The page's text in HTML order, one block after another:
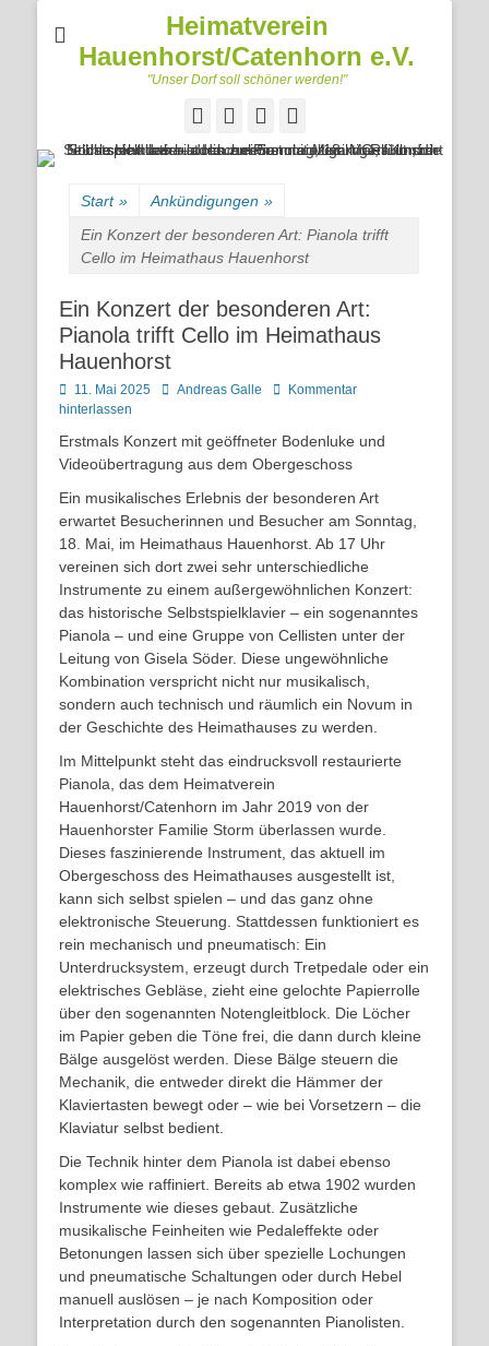
Heimatverein
Hauenhorst/Catenhorn e.V.
"Unser Dorf soll schöner werden!"
FacebookGoogleplus
Start » Ankündigungen »
Ein Konzert der besonderen Art: Pianola trifft
Cello im Heimathaus Hauenhorst
Ein Konzert der besonderen Art:
Pianola trifft Cello im Heimathaus
Hauenhorst
Posted
on
11. Mai 2025 AutorAndreas Galle
Kommentar
hinterlassen
Erstmals Konzert mit geöffneter Bodenluke und
Videoübertragung aus dem Obergeschoss
Ein musikalisches Erlebnis der besonderen Art
erwartet Besucherinnen und Besucher am Sonntag,
18. Mai, im Heimathaus Hauenhorst. Ab 17 Uhr
vereinen sich dort zwei sehr unterschiedliche
Instrumente zu einem außergewöhnlichen Konzert:
das historische Selbstspielklavier – ein sogenanntes
Pianola – und eine Gruppe von Cellisten unter der
Leitung von Gisela Söder. Diese ungewöhnliche
Kombination verspricht nicht nur musikalisch,
sondern auch technisch und räumlich ein Novum in
der Geschichte des Heimathauses zu werden.
Im Mittelpunkt steht das eindrucksvoll restaurierte
Pianola, das dem Heimatverein
Hauenhorst/Catenhorn im Jahr 2019 von der
Hauenhorster Familie Storm überlassen wurde.
Dieses faszinierende Instrument, das aktuell im
Obergeschoss des Heimathauses ausgestellt ist,
kann sich selbst spielen – und das ganz ohne
elektronische Steuerung. Stattdessen funktioniert es
rein mechanisch und pneumatisch: Ein
Unterdrucksystem, erzeugt durch Tretpedale oder ein
elektrisches Gebläse, zieht eine gelochte Papierrolle
über den sogenannten Notengleitblock. Die Löcher
im Papier geben die Töne frei, die dann durch kleine
Bälge ausgelöst werden. Diese Bälge steuern die
Mechanik, die entweder direkt die Hämmer der
Klaviertasten bewegt oder – wie bei Vorsetzern – die
Klaviatur selbst bedient.
Die Technik hinter dem Pianola ist dabei ebenso
komplex wie raffiniert. Bereits ab etwa 1902 wurden
Instrumente wie dieses gebaut. Zusätzliche
musikalische Feinheiten wie Pedaleffekte oder
Betonungen lassen sich über spezielle Lochungen
und pneumatische Schaltungen oder durch Hebel
manuell auslösen – je nach Komposition oder
Interpretation durch den sogenannten Pianolisten.